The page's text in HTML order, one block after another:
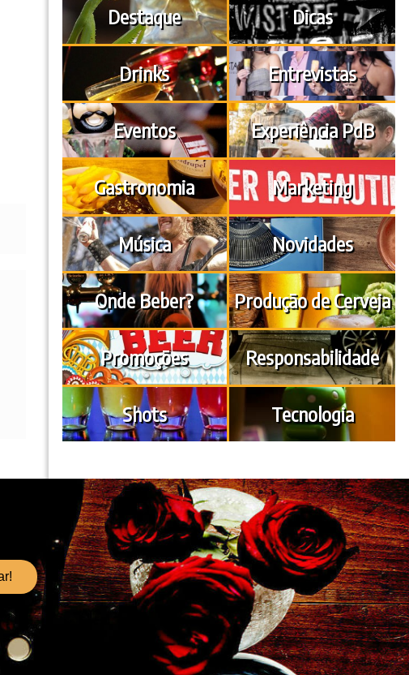
Destaque
Dicas
Drinks Entrevistas
Eventos Experiência PdB
Gastronomia Marketing
Música Novidades
Onde Beber? Produção de Cerveja
Promoções Responsabilidade
Shots Tecnologia